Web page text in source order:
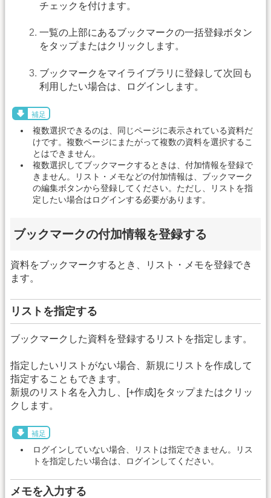
チェックを付けます。
一覧の上部にあるブックマークの一括登録ボタン
をタップまたはクリックします。
ブックマークをマイライブラリに登録して次回も
利用したい場合は、ログインします。
補足
複数選択できるのは、同じページに表示されている資料だ
けです。複数ページにまたがって複数の資料を選択するこ
とはできません。
複数選択してブックマークするときは、付加情報を登録で
きません。リスト・メモなどの付加情報は、ブックマーク
の編集ボタンから登録してください。ただし、リストを指
定したい場合はログインする必要があります。
ブックマークの付加情報を登録する
資料をブックマークするとき、リスト・メモを登録でき
ます。
リストを指定する
ブックマークした資料を登録するリストを指定します。
指定したいリストがない場合、新規にリストを作成して
指定することもできます。
新規のリスト名を入力し、[+作成]をタップまたはクリッ
クします。
補足
ログインしていない場合、リストは指定できません。リス
トを指定したい場合は、ログインしてください。
メモを入力する